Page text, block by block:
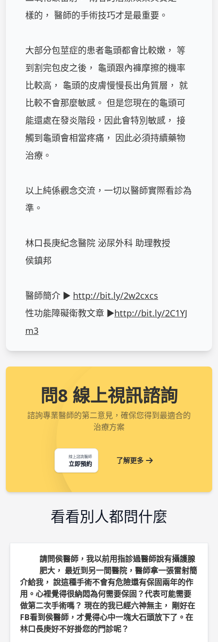
樣的， 醫師的手術技巧才是最重要。
大部分包莖症的患者龜頭都會比較嫩， 等
到割完包皮之後， 龜頭跟內褲摩擦的機率
比較高， 龜頭的皮膚慢慢長出角質層， 就
比較不會那麼敏感。 但是您現在的龜頭可
能還處在發炎階段，因此會特別敏感， 接
觸到龜頭會相當疼痛， 因此必須持續藥物
治療。
以上純係觀念交流，一切以醫師實際看診為
準。
林口長庚紀念醫院 泌尿外科 助理教授
侯鎮邦
醫師簡介 ► http://bit.ly/2w2cxcs
性功能障礙衛教文章 ►http://bit.ly/2C1YJ
m3
問8 線上視訊諮詢
諮詢專業醫師的第二意見，確保您得到最適合的
治療方案
線上諮詢醫師
立即預約 了解更多
看看別人都問什麼
請問侯醫師，我以前用指診過醫師說有攝護腺
肥大， 最近到另一間醫院，醫師拿一張雷射簡
介給我， 說這種手術不會有危險還有保固兩年的作
用。心裡覺得很納悶為何需要保固？代表可能需要
做第二次手術嗎？ 現在的我已經六神無主， 剛好在
FB看到侯醫師，才覺得心中一塊大石頭放下了。在
林口長庚好不好掛您的門診呢？